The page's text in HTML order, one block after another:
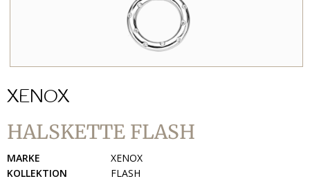
XENOX
HALSKETTE FLASH
MARKE
XENOX
KOLLEKTION
FLASH